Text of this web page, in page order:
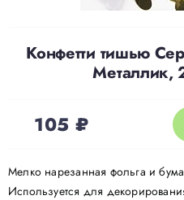
Контакты
Политика
Конфетти тишью
Металлик,
105 ₽
Мелко нарезанная фольга и
Используется для